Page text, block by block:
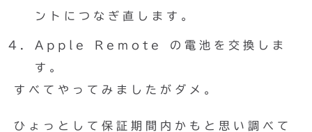
ントにつなぎ直します。
Apple Remote の電池を交換しま
す。
すべてやってみましたがダメ。
ひょっとして保証期間内かもと思い調べて